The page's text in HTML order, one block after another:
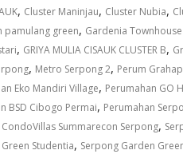
, Cluster Maninjau, Cluster Nubia,
pamulang green, Gardenia
, GRIYA MULIA CISAUK CLUSTER B,
, Metro Serpong 2, Perum
Eko Mandiri Village, Perumahan GO
BSD Cibogo Permai, Perumahan
Summarecon Serpong,
Studentia, Serpong Garden